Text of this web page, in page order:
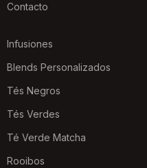
Contacto
Infusiones
Blends Personalizados
Tés Negros
Tés Verdes
Té Verde Matcha
Rooibos